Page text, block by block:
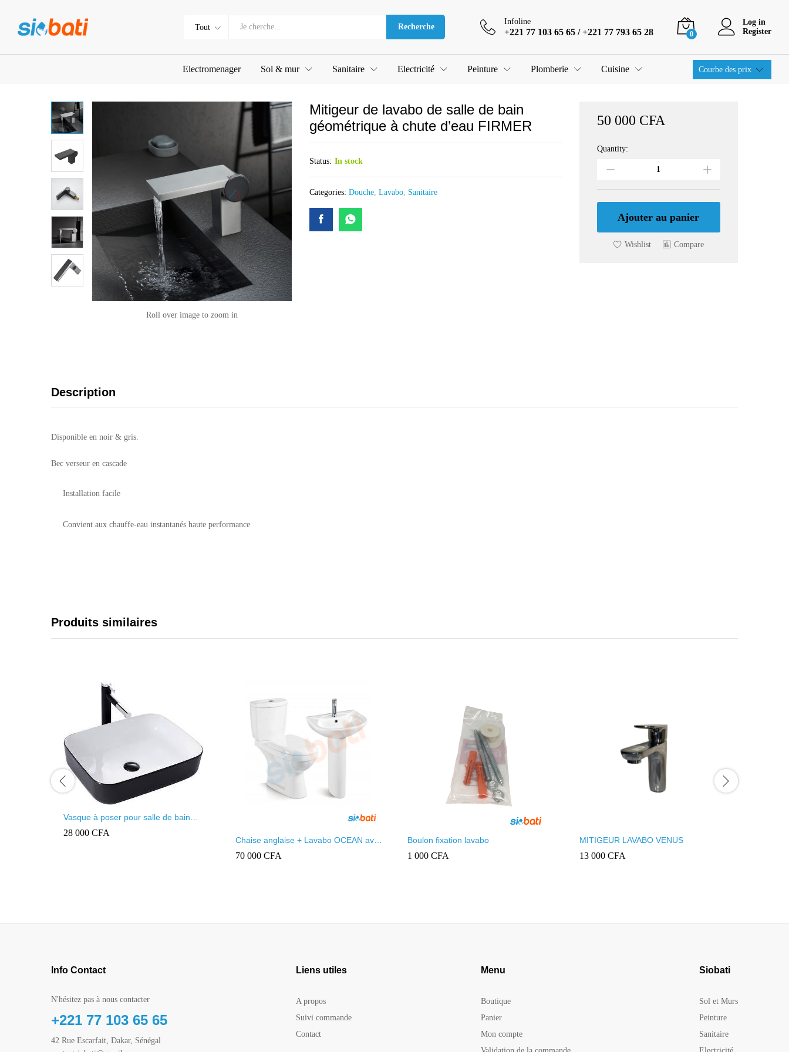
Tout Recherche
Infoline
+221 77 103 65 65 / +221 77 793 65 28 0
Log in
Register
Electromenager Sol & mur Sanitaire Electricité Peinture Plomberie Cuisine Courbe des prix
Roll over image to zoom in
Mitigeur de lavabo de salle de bain
géométrique à chute d’eau FIRMER
Status: In stock
Categories: Douche, Lavabo, Sanitaire
50 000 CFA
Mitigeur
de
salle
géométrique
Quantity:
Ajouter au panier
Wishlist Compare
Description
Disponible en noir & gris.
Bec verseur en cascade
Installation facile
Convient aux chauffe-eau instantanés haute performance
Produits similaires
Vasque à poser pour salle de bain
rectangulaire noir et blanc
28 000 CFA
Chaise anglaise + Lavabo OCEAN avec
robinet lavabo, siphon, abattant et
mécanisme
70 000 CFA
Boulon fixation lavabo
1 000 CFA
MITIGEUR LAVABO VENUS
13 000 CFA
Info Contact
N'hésitez pas à nous contacter
+221 77 103 65 65
42 Rue Escarfait, Dakar, Sénégal
Liens utiles
A propos
Suivi commande
Contact
Menu
Boutique
Panier
Mon compte
Siobati
Sol et Murs
Peinture
Sanitaire